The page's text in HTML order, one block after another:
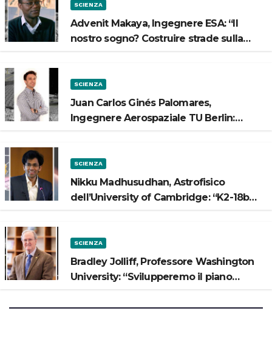
SCIENZA
Advenit Makaya, Ingegnere ESA: “Il
nostro sogno? Costruire strade sulla
SCIENZA
Juan Carlos Ginés Palomares,
Ingegnere Aerospaziale TU Berlin:
SCIENZA
Nikku Madhusudhan, Astrofisico
dell’University of Cambridge: “K2-18b
SCIENZA
Bradley Jolliff, Professore Washington
University: “Svilupperemo il piano